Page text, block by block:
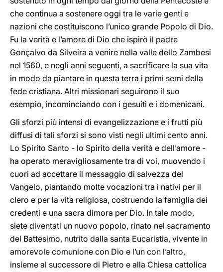
che continua a sostenere oggi tra le varie genti e
nazioni che costituiscono l’unico grande Popolo di Dio.
Fu la verità e l’amore di Dio che ispirò il padre
Gonçalvo da Silveira a venire nella valle dello Zambesi
nel 1560, e negli anni seguenti, a sacrificare la sua vita
in modo da piantare in questa terra i primi semi della
fede cristiana. Altri missionari seguirono il suo
esempio, incominciando con i gesuiti e i domenicani.
Gli sforzi più intensi di evangelizzazione e i frutti più
diffusi di tali sforzi si sono visti negli ultimi cento anni.
Lo Spirito Santo - lo Spirito della verità e dell’amore -
ha operato meravigliosamente tra di voi, muovendo i
cuori ad accettare il messaggio di salvezza del
Vangelo, piantando molte vocazioni tra i nativi per il
clero e per la vita religiosa, costruendo la famiglia dei
credenti e una sacra dimora per Dio. In tale modo,
siete diventati un nuovo popolo, rinato nel sacramento
del Battesimo, nutrito dalla santa Eucaristia, vivente in
amorevole comunione con Dio e l’un con l’altro,
insieme al successore di Pietro e alla Chiesa cattolica